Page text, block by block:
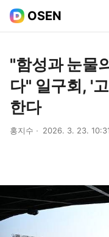
OSEN
"함성과 눈물
다" 일구회, '
한다
홍지수 2026. 3. 23.